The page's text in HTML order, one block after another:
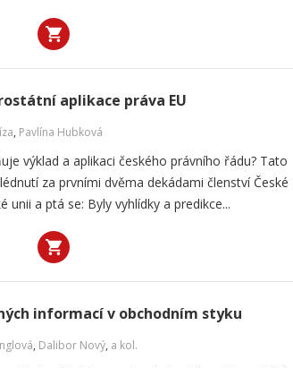
aplikace práva EU
, Pavlína Hubková
výklad a aplikaci českého právního řádu? Tato
za prvními dvěma dekádami členství České
unii a ptá se: Byly vyhlídky a predikce...
informací v obchodním styku
, Dalibor Nový, a kol.